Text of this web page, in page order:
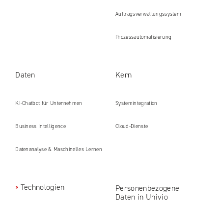
Auftragsverwaltungssystem
Prozessautomatisierung
Daten
KI-Chatbot für Unternehmen
Business Intelligence
Datenanalyse & Maschinelles Lernen
Kern
Systemintegration
Cloud-Dienste
Technologien
Personenbezogene
Daten in Univio